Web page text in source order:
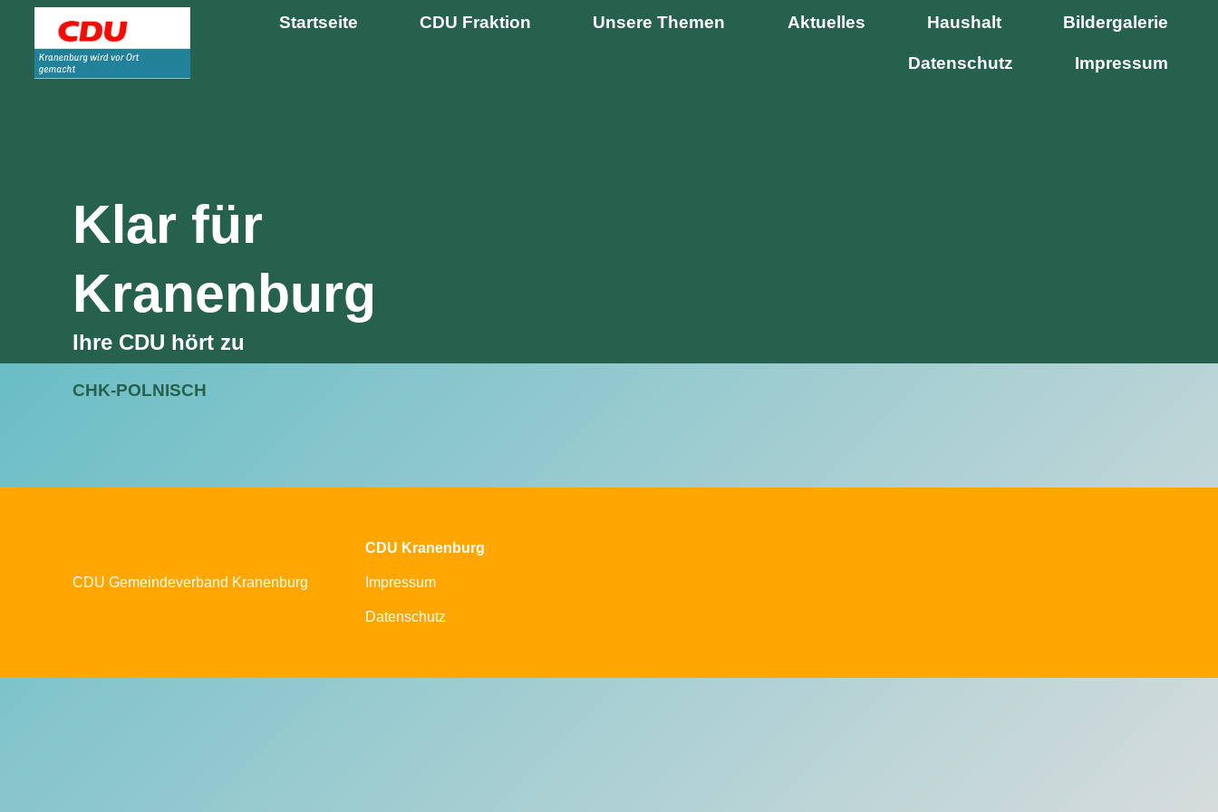
Startseite CDU Fraktion Unsere Themen Aktuelles Haushalt Bildergalerie
Datenschutz Impressum
Klar für
Kranenburg
Ihre CDU hört zu
CHK-POLNISCH
CDU Gemeindeverband Kranenburg
CDU Kranenburg
Impressum
Datenschutz